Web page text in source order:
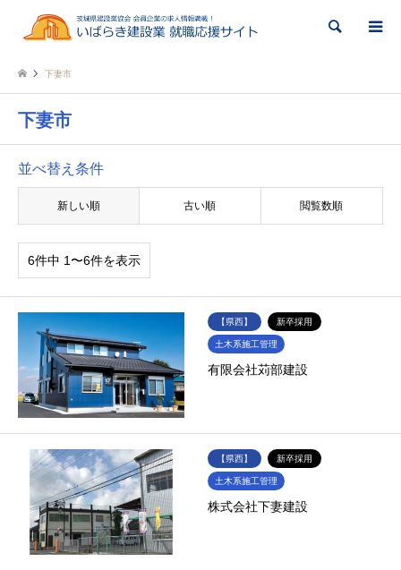
検索
下妻市
下妻市
並べ替え条件
新しい順 古い順 閲覧数順
6件中 1〜6件を表示
【県西】 新卒採用
土木系施工管理
有限会社苅部建設
【県西】 新卒採用
土木系施工管理
株式会社下妻建設